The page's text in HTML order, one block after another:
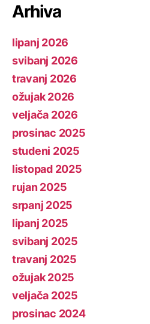
Arhiva
lipanj 2026
svibanj 2026
travanj 2026
ožujak 2026
veljača 2026
prosinac 2025
studeni 2025
listopad 2025
rujan 2025
srpanj 2025
lipanj 2025
svibanj 2025
travanj 2025
ožujak 2025
veljača 2025
prosinac 2024